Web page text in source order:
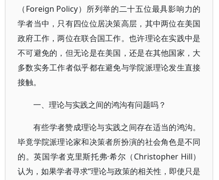
（Foreign Policy）所列举的二十五位最具影响力的
学者当中，只有四位位居决策高层，其中两位在美国
政府工作，两位在联合国工作。也许理论在实践中是
不可避免的，但无论是在美国，还是在其他国家，大
多数实务工作者似乎都在避免与学院派理论发生直接
接触。
一、理论与实践之间的鸿沟有问题吗？
有些学者赞成理论与实践之间存在适当的鸿沟。
毕竟学院派理论家和决策者所扮演的社会角色是不同
的。英国学者克里斯托弗·希尔（Christopher Hill）
认为，如果学者寻求“理论与政策的相关性，即使只是